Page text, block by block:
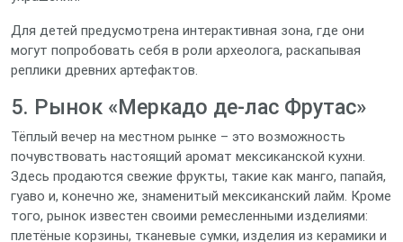
Для детей предусмотрена интерактивная зона, где они
могут попробовать себя в роли археолога, раскапывая
реплики древних артефактов.
5. Рынок «Меркадо де-лас Фрутас»
Тёплый вечер на местном рынке – это возможность
почувствовать настоящий аромат мексиканской кухни.
Здесь продаются свежие фрукты, такие как манго, папайя,
гуаво и, конечно же, знаменитый мексиканский лайм. Кроме
того, рынок известен своими ремесленными изделиями:
плетёные корзины, тканевые сумки, изделия из керамики и